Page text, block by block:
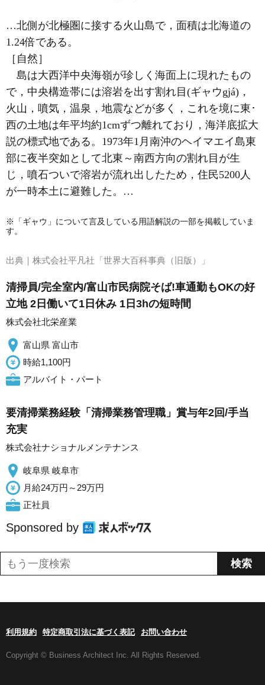
…北側が北極圏に接する火山島で，面積は北海道の
1.24倍である。
［自然］
島は大西洋中央海嶺が珍しく海面上に現れたもの
で，中央構造帯には溶岩を出す割れ目(ギャウgjá)，
火山，噴気，温泉，地震などが多く，これを境に東･
西の土地は年平均約1cmずつ離れており， 海洋底拡大
説の標式地である。1973年1月南沖のヘイマエイ島東
部に夜半突如として北東～南西方向の割れ目が生
じ，噴石ついで溶岩が流れ出したため，住民5200人
が一時本土に避難した。…
※「ギャウ」について言及している用語解説の一部を掲載していま
す。
出典｜ 株式会社平凡社「世界大百科事典（旧版）」
清掃員/完全室内/富山市民病院そば!車通勤もOKの好
立地 2日働いて1日休み 1日3hの短時間
株式会社北栄産業
富山県 富山市
時給1,100円
アルバイト・パート
要清掃業務経験「清掃業務管理職」賞与年2回/手当
充実
株式会社ナショナルメンテナンス
岐阜県 岐阜市
月給24万円～29万円
正社員
Sponsored by
利用規約 特定商取引法に基づく表記 お問い合わせ
Copyright © Business Architect Inc. All Rights Reserved.